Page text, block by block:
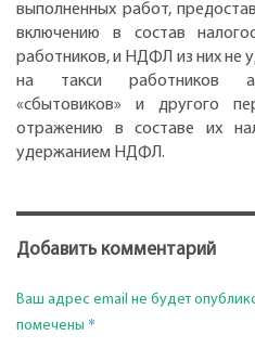
выполненных работ,
включению в состав
работников, и НДФЛ из них не
на такси работников
«сбытовиков» и другого
отражению в составе их
удержанием НДФЛ.
Добавить комментарий
Ваш адрес email не будет
помечены *